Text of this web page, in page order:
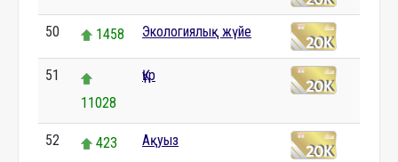
50 1458 Экологиялық жүйе
51
11028
Құр
52 423 Ақуыз